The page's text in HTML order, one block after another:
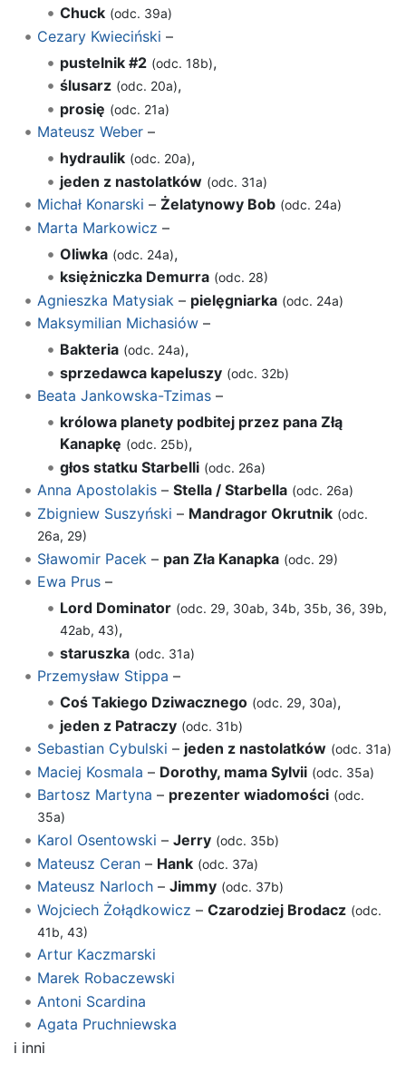
Chuck (odc. 39a)
Cezary Kwieciński –
pustelnik #2 (odc. 18b),
ślusarz (odc. 20a),
prosię (odc. 21a)
Mateusz Weber–
hydraulik (odc. 20a),
jeden z nastolatków (odc. 31a)
Michał Konarski – Żelatynowy Bob (odc. 24a)
Marta Markowicz –
Oliwka (odc. 24a),
księżniczka Demurra (odc. 28)
Agnieszka Matysiak – pielęgniarka (odc. 24a)
Maksymilian Michasiów–
Bakteria (odc. 24a),
sprzedawca kapeluszy (odc. 32b)
Beata Jankowska-Tzimas–
królowa planety podbitej przez pana Złą
Kanapkę (odc. 25b),
głos statku Starbelli (odc. 26a)
Anna Apostolakis– Stella / Starbella (odc. 26a)
Zbigniew Suszyński – Mandragor Okrutnik (odc.
26a, 29)
Sławomir Pacek – pan Zła Kanapka (odc. 29)
Ewa Prus–
Lord Dominator (odc. 29, 30ab, 34b, 35b, 36, 39b,
42ab, 43),
staruszka (odc. 31a)
Przemysław Stippa –
Coś Takiego Dziwacznego (odc. 29, 30a),
jeden z Patraczy (odc. 31b)
Sebastian Cybulski – jeden z nastolatków (odc. 31a)
Maciej Kosmala – Dorothy, mama Sylvii (odc. 35a)
Bartosz Martyna – prezenter wiadomości (odc.
35a)
Karol Osentowski – Jerry (odc. 35b)
Mateusz Ceran– Hank (odc. 37a)
Mateusz Narloch– Jimmy (odc. 37b)
Wojciech Żołądkowicz – Czarodziej Brodacz (odc.
41b, 43)
Artur Kaczmarski
Marek Robaczewski
Antoni Scardina
Agata Pruchniewska
i inni